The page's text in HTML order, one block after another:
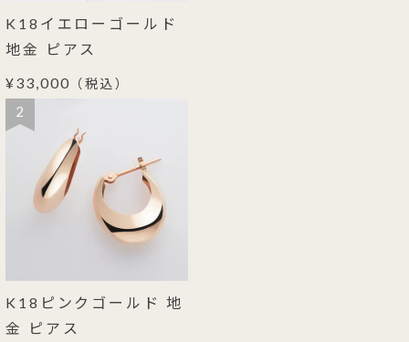
K18イエローゴールド
地金 ピアス
¥33,000 （税込）
2
K18ピンクゴールド 地
金 ピアス